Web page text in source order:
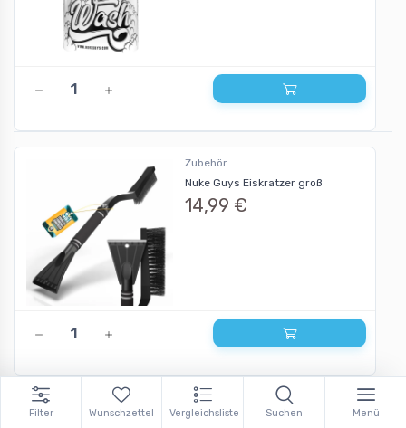
Zubehör
Nuke Guys Eiskratzer groß
14,99 €
Autopflege Sets
Filter Wunschzettel Vergleichsliste Suchen Menü